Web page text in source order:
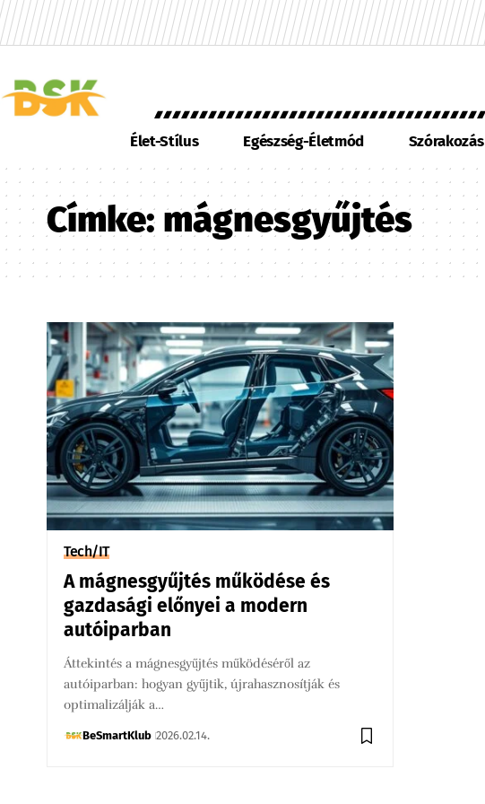
Élet-Stílus Egészség-Életmód Szórakozás
Címke: mágnesgyűjtés
Tech/IT
A mágnesgyűjtés működése és
gazdasági előnyei a modern
autóiparban
Áttekintés a mágnesgyűjtés működéséről az
autóiparban: hogyan gyűjtik, újrahasznosítják és
optimalizálják a…
BeSmartKlub 2026.02.14.